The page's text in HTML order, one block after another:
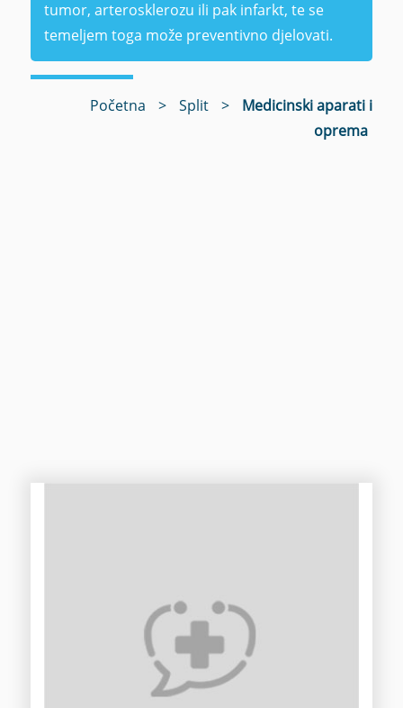
tumor, arterosklerozu ili pak infarkt, te se
temeljem toga može preventivno djelovati.
Početna > Split >
Medicinski aparati i
oprema